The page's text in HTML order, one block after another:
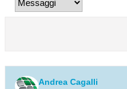
Andrea Cagalli